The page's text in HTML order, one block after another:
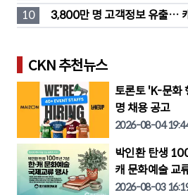
고
10
3,800만 명 고객정보 유출…
단소송 직면
CKN 추천뉴스
토론토 'K-문화
명 채용 공고
2026-08-04
박인환 탄생
캐 문화예술 교
2026-08-03